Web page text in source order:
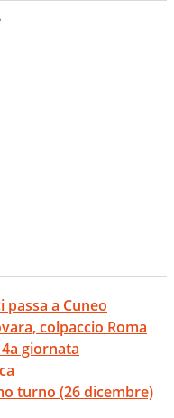
passa a Cuneo
colpaccio Roma
giornata
turno (26 dicembre)